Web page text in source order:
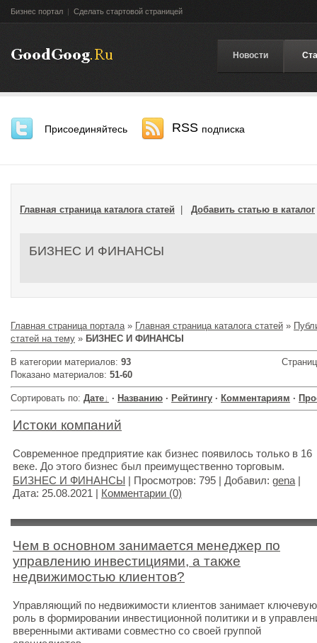
Бизнес портал | Сделать стартовой страницей
Новости
Присоединяйтесь RSS подписка
Главная страница каталога статей Добавить статью в каталог
БИЗНЕС И ФИНАНСЫ
Главная страница портала» Главная страница каталога статей »
статей на тему » БИЗНЕС И ФИНАНСЫ
В категории материалов: 93
Показано материалов: 51-60
Сортировать по: Дате · Названию · Рейтингу · Комментариям ·
Истоки компаний
Современное предприятие как бизнес появилось только в 16
веке. До этого бизнес был преимущественно торговым.
БИЗНЕС И ФИНАНСЫ
| Просмотров: 795 | Добавил: gena
Дата: 25.08.2021 Комментарии (0)
Чем в основном занимается менеджер по
управлению инвестициями, а также
недвижимостью клиентов?
Управляющий по недвижимости клиентов занимает ключевую
роль в формировании инвестиционной политики и в
вверенными активами совместно со своей группой